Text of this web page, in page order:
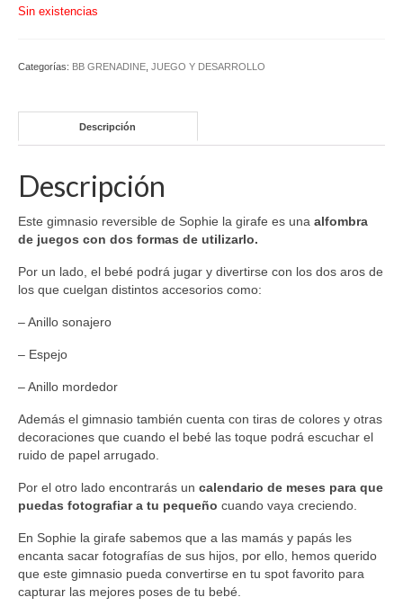
Sin existencias
Categorías: BB GRENADINE JUEGO Y DESARROLLO
Descripción
Descripción
Este gimnasio reversible de Sophie la girafe es una alfombra
de juegos con dos formas de utilizarlo.
Por un lado, el bebé podrá jugar y divertirse con los dos aros de
los que cuelgan distintos accesorios como:
– Anillo sonajero
– Espejo
– Anillo mordedor
Además el gimnasio también cuenta con tiras de colores y otras
decoraciones que cuando el bebé las toque podrá escuchar el
ruido de papel arrugado.
Por el otro lado encontrarás un calendario de meses para que
puedas fotografiar a tu pequeño cuando vaya creciendo.
En Sophie la girafe sabemos que a las mamás y papás les
encanta sacar fotografías de sus hijos, por ello, hemos querido
que este gimnasio pueda convertirse en tu spot favorito para
capturar las mejores poses de tu bebé.